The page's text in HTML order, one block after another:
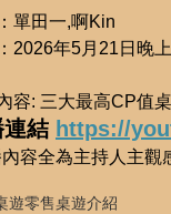
單田一,啊Kin
2026年5月21日晚
容: 三大最高CP值
連結 https://
容全為主持人主觀
遊零售桌遊介紹